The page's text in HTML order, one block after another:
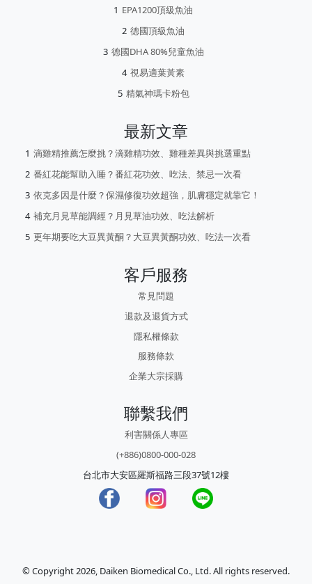
EPA1200頂級魚油
德國頂級魚油
德國DHA 80%兒童魚油
視易適葉黃素
精氣神瑪卡粉包
最新文章
滴雞精推薦怎麼挑？滴雞精功效、雞種差異與挑選重點
番紅花能幫助入睡？番紅花功效、吃法、禁忌一次看
依克多因是什麼？保濕修復功效超強，肌膚穩定就靠它！
補充月見草能調經？月見草油功效、吃法解析
更年期要吃大豆異黃酮？大豆異黃酮功效、吃法一次看
客戶服務
常見問題
退款及退貨方式
隱私權條款
服務條款
企業大宗採購
聯繫我們
利害關係人專區
(+886)0800-000-028
台北市大安區羅斯福路三段37號12樓
© Copyright 2026, Daiken Biomedical Co., Ltd. All rights reserved.